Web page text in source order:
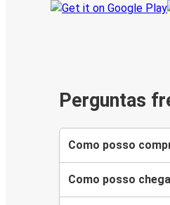
Perguntas
Como posso
Como posso